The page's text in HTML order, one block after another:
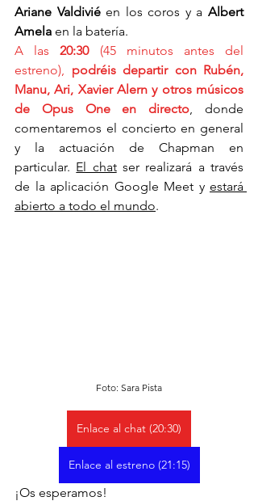
Ariane Valdivié en los coros y a Albert
Amela en la batería.
A las 20:30 (45 minutos antes del
estreno), podréis departir con Rubén,
Manu, Ari, Xavier Alern y otros músicos
de Opus One en directo, donde
comentaremos el concierto en general
y la actuación de Chapman en
particular. El chat ser realizará a través
de la aplicación Google Meet y estará
abierto a todo el mundo.
Foto: Sara Pista
Enlace al chat (20:30)
Enlace al estreno (21:15)
¡Os esperamos!